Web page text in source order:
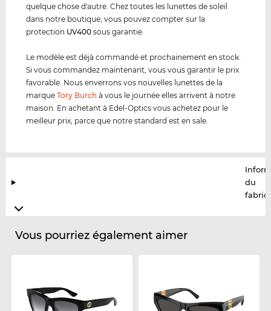
quelque chose d'autre. Chez toutes les lunettes de soleil
dans notre boutique, vous pouvez compter sur la
protection UV400 sous garantie.
Le modèle est déjà commandé et prochainement en stock.
Si vous commandez maintenant, vous vous garantir le prix
favorable. Nous enverrons vos nouvelles lunettes de la
marqueTory Burch à vous le journée elles arrivent à notre
maison. En achetant à Edel-Optics vous achetez pour le
meilleur prix, parce que notre standard est en sale.
du
Vous pourriez également aimer